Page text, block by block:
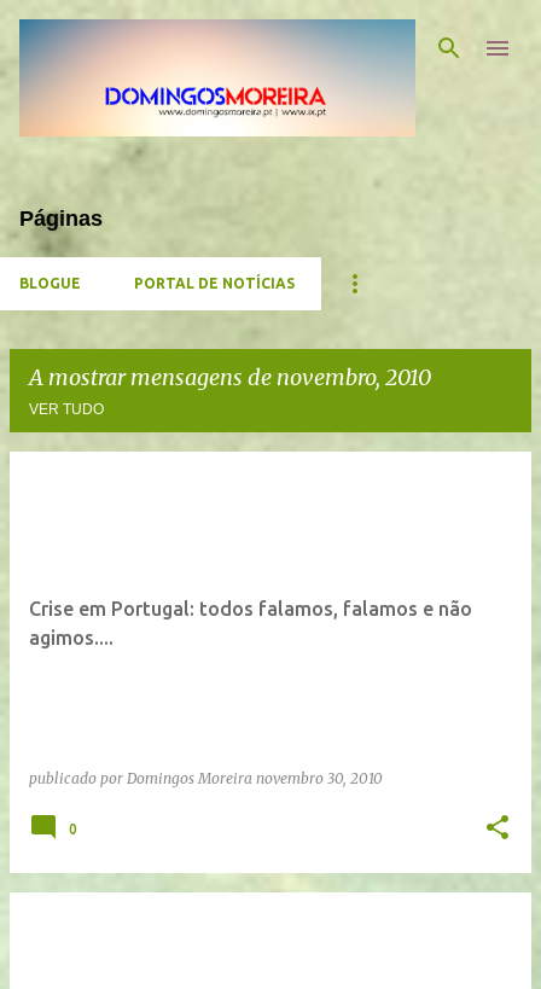
Avançar para o conteúdo principal
Páginas
BLOGUE PORTAL DE NOTÍCIAS
A mostrar mensagens de novembro, 2010
VER TUDO
Crise em Portugal: todos falamos, falamos e não
agimos....
publicado por Domingos Moreira novembro 30, 2010
0